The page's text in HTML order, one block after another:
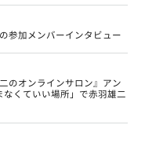
参加メンバーインタビュー
のオンラインサロン』アン
くていい場所」で赤羽雄二